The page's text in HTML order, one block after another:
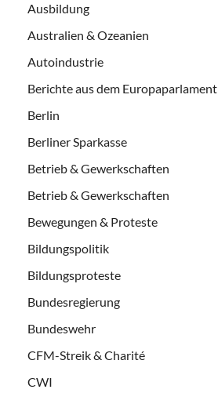
Ausbildung
Australien & Ozeanien
Autoindustrie
Berichte aus dem Europaparlament
Berlin
Berliner Sparkasse
Betrieb & Gewerkschaften
Betrieb & Gewerkschaften
Bewegungen & Proteste
Bildungspolitik
Bildungsproteste
Bundesregierung
Bundeswehr
CFM-Streik & Charité
CWI